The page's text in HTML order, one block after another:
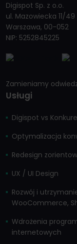
Digispot Sp. z o.o.
ul. Mazowiecka 11/49
Warszawa, 00-052
NIP: 5252845225
Zamieniamy
Usługi
Digispot vs
Optymalizacja
Redesign
UX / UI Design
Rozwój i
WooCommerce,
Wdrożenia
internetowych